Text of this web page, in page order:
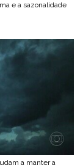
e a sazonalidade
a manter a